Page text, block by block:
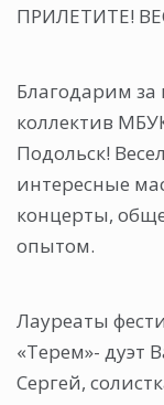
ПРИЛЕТИТЕ!
Благодарим за
коллектив
Подольск!
интересные
концерты,
опытом.
Лауреаты
«Терем»- дуэт
Сергей,